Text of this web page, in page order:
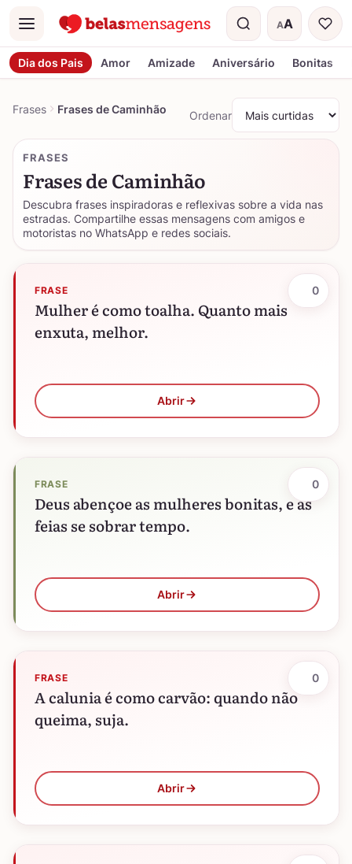
Menu AA
Tamanho do
Dia dos Pais Amor Amizade Aniversário Bonitas
Frases Frases de Caminhão Ordenar
FRASES
Frases de Caminhão
Descubra frases inspiradoras e reflexivas sobre a vida nas
estradas. Compartilhe essas mensagens com amigos e
motoristas no WhatsApp e redes sociais.
FRASE
Mulher é como toalha. Quanto mais
enxuta, melhor.
Abrir
0
FRASE
Deus abençoe as mulheres bonitas, e as
feias se sobrar tempo.
Abrir
0
FRASE
A calunia é como carvão: quando não
queima, suja.
Abrir
0